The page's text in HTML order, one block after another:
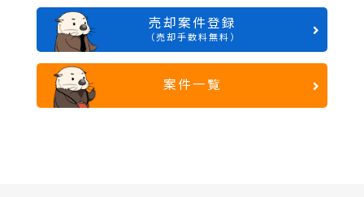
売却案件登録
（売却手数料無料）
案件一覧